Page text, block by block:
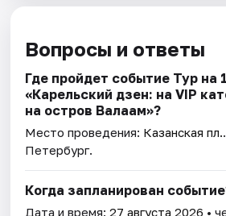
Вопросы и ответы
Где пройдет событие Тур на
«Карельский дзен: на VIP
на остров Валаам»?
Место проведения: Казанская пл.
Петербург.
Когда запланирован
Дата и время:27 августа 2026 •